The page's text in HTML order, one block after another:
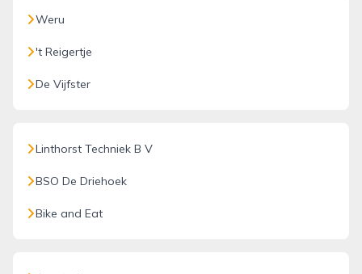
Weru
't Reigertje
De Vijfster
Linthorst Techniek B V
BSO De Driehoek
Bike and Eat